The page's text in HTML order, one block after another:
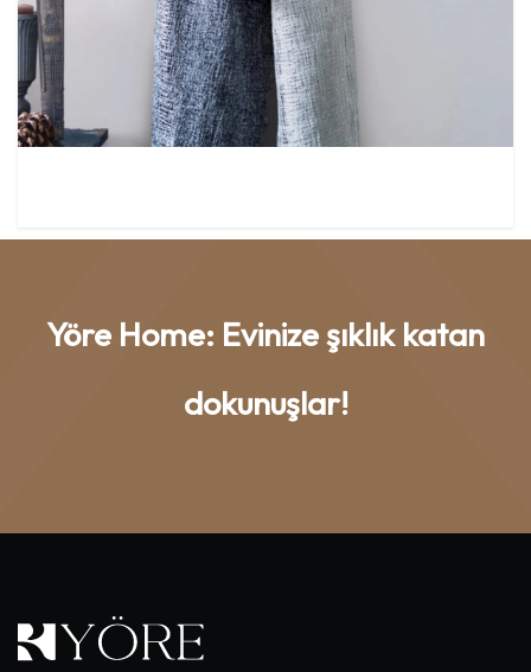
Yöre Home: Evinize şıklık katan
dokunuşlar!